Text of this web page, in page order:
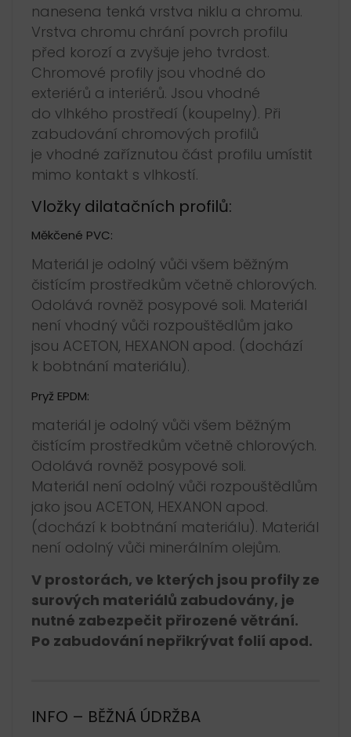
nanesena tenká vrstva niklu a chromu.
Vrstva chromu chrání povrch profilu
před korozí a zvyšuje jeho tvrdost.
Chromové profily jsou vhodné do
exteriérů a interiérů. Jsou vhodné
do vlhkého prostředí (koupelny). Při
zabudování chromových profilů
je vhodné zaříznutou část profilu umístit
mimo kontakt s vlhkostí.
Vložky dilatačních profilů:
Měkčené PVC:
Materiál je odolný vůči všem běžným
čistícím prostředkům včetně chlorových.
Odolává rovněž posypové soli. Materiál
není vhodný vůči rozpouštědlům jako
jsou ACETON, HEXANON apod. (dochází
k bobtnání materiálu).
Pryž EPDM:
materiál je odolný vůči všem běžným
čistícím prostředkům včetně chlorových.
Odolává rovněž posypové soli.
Materiál není odolný vůči rozpouštědlům
jako jsou ACETON, HEXANON apod.
(dochází k bobtnání materiálu). Materiál
není odolný vůči minerálním olejům.
V prostorách, ve kterých jsou profily ze
surových materiálů zabudovány, je
nutné zabezpečit přirozené větrání.
Po zabudování nepřikrývat folií apod.
INFO – BĚŽNÁ ÚDRŽBA